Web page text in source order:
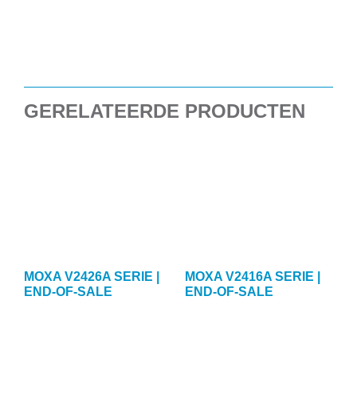
GERELATEERDE PRODUCTEN
MOXA V2426A SERIE |
END-OF-SALE
MOXA V2416A SERIE |
END-OF-SALE